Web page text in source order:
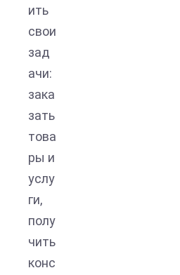
ить
свои
зад
ачи:
зака
зать
това
ры и
услу
ги,
полу
чить
конс